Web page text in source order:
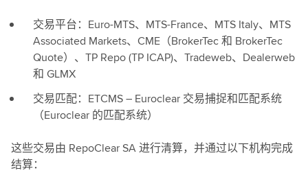
交易平台：Euro-MTS、MTS-France、MTS Italy、MTS
Associated Markets、CME（BrokerTec 和 BrokerTec
Quote）、TP Repo (TP ICAP)、Tradeweb、Dealerweb
和 GLMX
交易匹配：ETCMS – Euroclear 交易捕捉和匹配系统
（Euroclear 的匹配系统）
这些交易由 RepoClear SA 进行清算，并通过以下机构完成
结算：